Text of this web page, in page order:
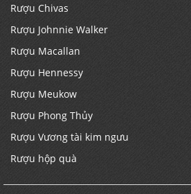
Rượu Chivas
Rượu Johnnie Walker
Rượu Macallan
Rượu Hennessy
Rượu Meukow
Rượu Phong Thủy
Rượu Vương tài kim ngưu
Rượu hộp quà